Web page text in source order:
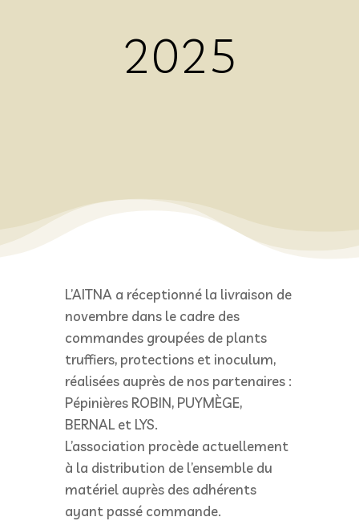
2025
L’AITNA a réceptionné la livraison de
novembre dans le cadre des
commandes groupées de plants
truffiers, protections et inoculum,
réalisées auprès de nos partenaires :
Pépinières ROBIN, PUYMÈGE,
BERNAL et LYS.
L’association procède actuellement
à la distribution de l’ensemble du
matériel auprès des adhérents
ayant passé commande.